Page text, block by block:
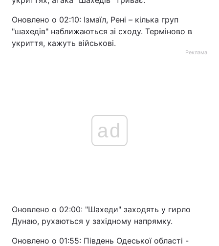
Оновлено о 02:10: Ізмаїл, Рені – кілька груп
"шахедів" наближаються зі сходу. Терміново в
укриття, кажуть військові.
Реклама
ad
Оновлено о 02:00: "Шахеди" заходять у гирло
Дунаю, рухаються у західному напрямку.
Оновлено о 01:55: Південь Одеської області -